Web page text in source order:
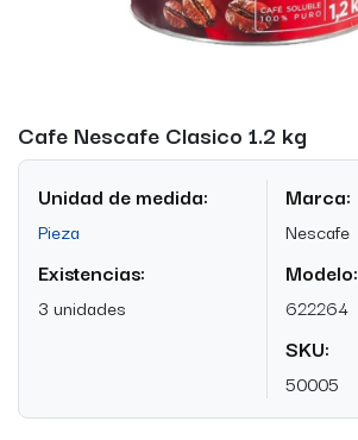
Cafe Nescafe Clasico 1.2 kg
Unidad de medida:
Pieza
Existencias:
3 unidades
Marca:
Nescafe
Modelo:
622264
SKU:
50005